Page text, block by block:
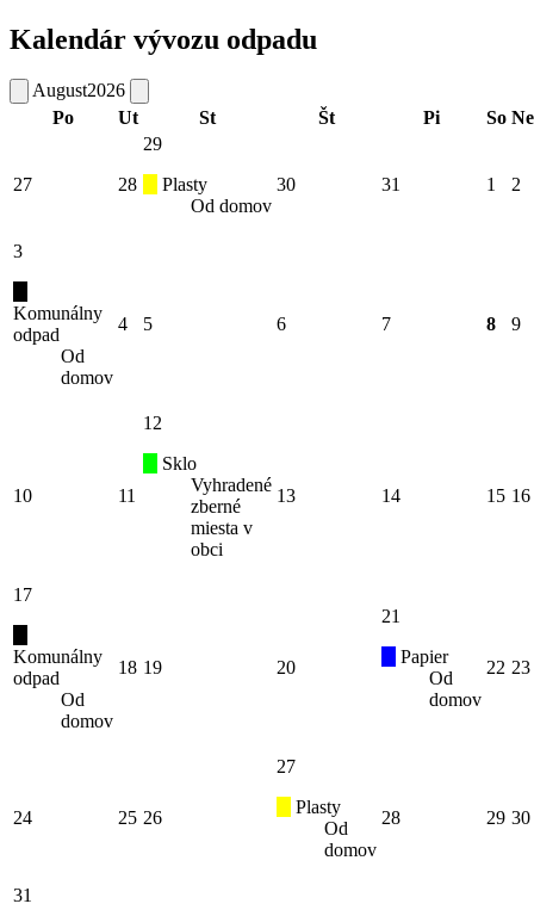
Kalendár vývozu odpadu
August2026
Po
Ut St Št Pi So Ne
27 28
29
Plasty
Od domov
30 31 1 2
3
Komunálny
odpad
Od
domov
4 5 6 7 8 9
10 11
12
Sklo
Vyhradené
zberné
miesta v
obci
13 14 15 16
17
Komunálny
odpad
Od
domov
18 19 20
21
Papier
Od
domov
22 23
24 25 26
27
Plasty
Od
domov
28 29 30
31